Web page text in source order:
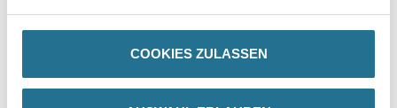
COOKIES ZULASSEN